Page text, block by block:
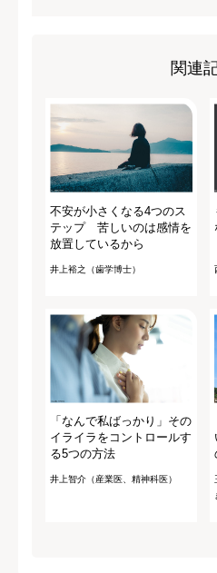
関連
不安が小さくなる4つのス
テップ 苦しいのは感情を
放置しているから
井上裕之（歯学博士）
「なんで私ばっかり」その
イライラをコントロールす
る5つの方法
井上智介（産業医、精神科医）